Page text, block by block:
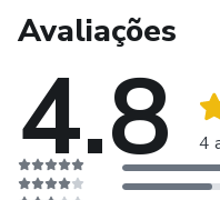
📘 E-book exclusivo:
de aula
Não perca essa chance
tornar
Avaliações
4.8 4